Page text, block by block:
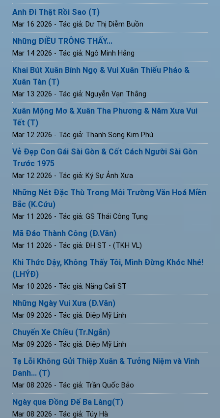
Anh Đi Thật Rồi Sao (T)
Mar 16 2026 - Tác giả: Dư Thị Diễm Buồn
Những ĐIỀU TRÔNG THẤY...
Mar 14 2026 - Tác giả: Ngô Minh Hằng
Khai Bút Xuân Bính Ngọ & Vui Xuân Thiếu Pháo &
Xuân Tàn (T)
Mar 13 2026 - Tác giả: Nguyễn Vạn Thắng
Xuân Mộng Mơ & Xuân Tha Phương & Năm Xưa Vui
Tết (T)
Mar 12 2026 - Tác giả: Thanh Song Kim Phú
Vẻ Đẹp Con Gái Sài Gòn & Cốt Cách Người Sài Gòn
Trước 1975
Mar 12 2026 - Tác giả: Ký Sự Ảnh Xưa
Những Nét Đặc Thù Trong Môi Trường Văn Hoá Miền
Bắc (K.Cứu)
Mar 11 2026 - Tác giả: GS Thái Công Tụng
Mã Đáo Thành Công (Đ.Văn)
Mar 11 2026 - Tác giả: ĐH ST - (TKH VL)
Khi Thức Dậy, Không Thấy Tôi, Mình Đừng Khóc Nhé!
(LHÝĐ)
Mar 10 2026 - Tác giả: Nắng Cali ST
Những Ngày Vui Xưa (Đ.Văn)
Mar 09 2026 - Tác giả: Điệp Mỹ Linh
Chuyến Xe Chiều (Tr.Ngắn)
Mar 09 2026 - Tác giả: Điệp Mỹ Linh
Tạ Lỗi Không Gửi Thiệp Xuân & Tưởng Niệm và Vinh
Danh... (T)
Mar 08 2026 - Tác giả: Trần Quốc Bảo
Ngày qua Đồng Đế Ba Làng(T)
Mar 08 2026 - Tác giả: Túy Hà